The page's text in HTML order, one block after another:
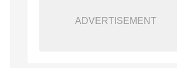
ADVERTISEMENT